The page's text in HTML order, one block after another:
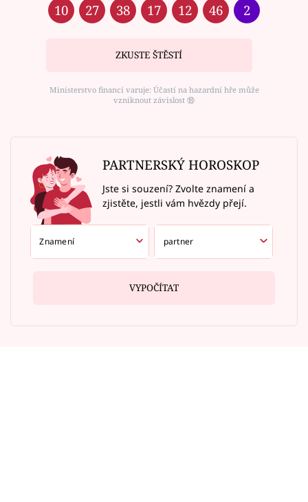
10 27 38 17 12 46 2
ZKUSTE ŠTĚSTÍ
Ministerstvo financí varuje: Účastí na hazardní hře může
vzniknout závislost ⑱
PARTNERSKÝ HOROSKOP
Jste si souzení? Zvolte znamení a
zjistěte, jestli vám hvězdy přejí.
VYPOČÍTAT